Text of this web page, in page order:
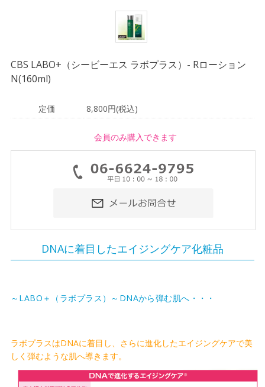
CBS LABO+（シービーエス ラボプラス）- Rローション
N(160ml)
定価 8,800円(税込)
会員のみ購入できます
DNAに着目したエイジングケア化粧品
～LABO＋（ラボプラス）～DNAから弾む肌へ・・・
ラボプラスはDNAに着目し、さらに進化したエイジングケアで美
しく弾むような肌へ導きます。